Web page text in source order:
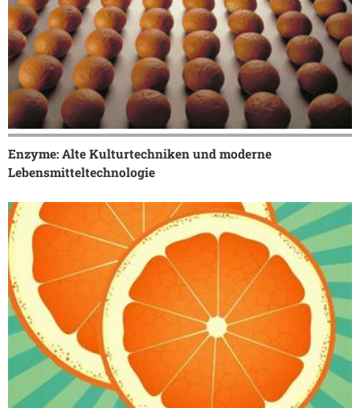
Enzyme: Alte Kulturtechniken und moderne
Lebensmitteltechnologie